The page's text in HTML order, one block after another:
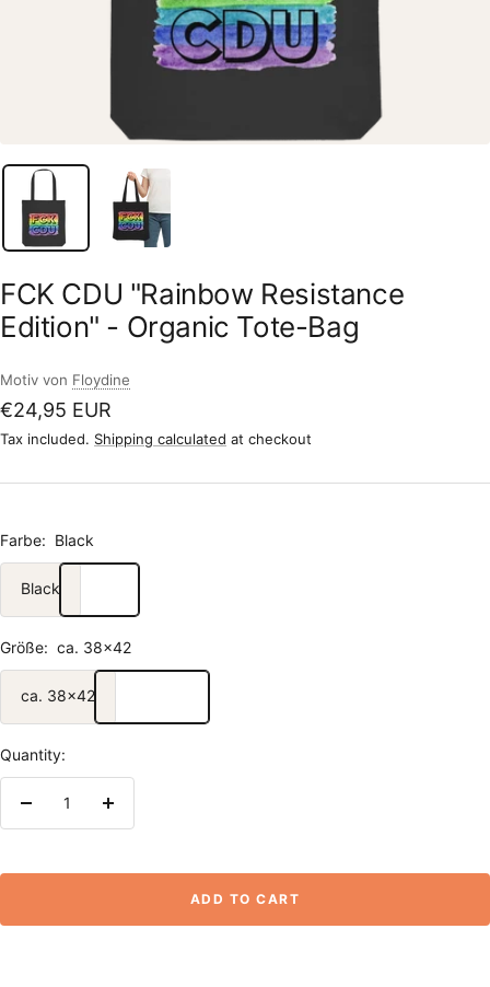
FCK CDU "Rainbow Resistance
Edition" - Organic Tote-Bag
Motiv von Floydine
Sale
price
€24,95 EUR
Tax included. Shipping calculated at checkout
Farbe: Black
Black
Größe: ca. 38x42
ca. 38x42
Quantity:
Decrease
Increase
ADD TO CART